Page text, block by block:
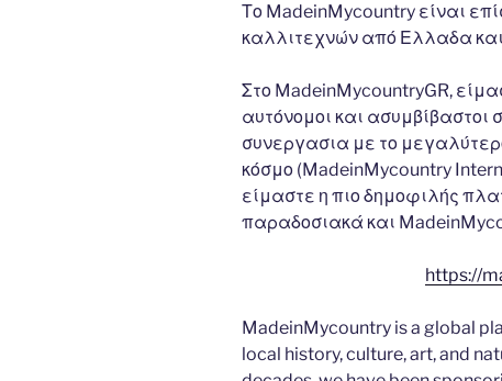
Το MadeinMycountry είναι
καλλιτεχνών από Ελλαδα
Στο MadeinMycountryGR,
αυτόνομοι και ασυμβίβαστοι
συνεργασια με το
κόσμο (MadeinMycountry
είμαστε η πιο δημοφιλής
παραδοσιακά και
https://
MadeinMycountry is a global
local history, culture, art, and